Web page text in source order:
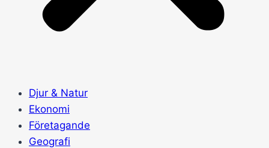
Djur & Natur
Ekonomi
Företagande
Geografi